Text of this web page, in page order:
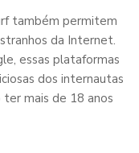
também permitem
da Internet.
essas plataformas
dos internautas
mais de 18 anos